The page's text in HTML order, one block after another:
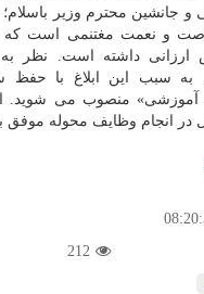
و جانشین محترم وزیر
و نعمت مغتنمی است که
ارزانی داشته است. نظر
به سبب این ابلاغ با حفظ
منصوب می شوید.
در انجام وظایف محوله موفق
212